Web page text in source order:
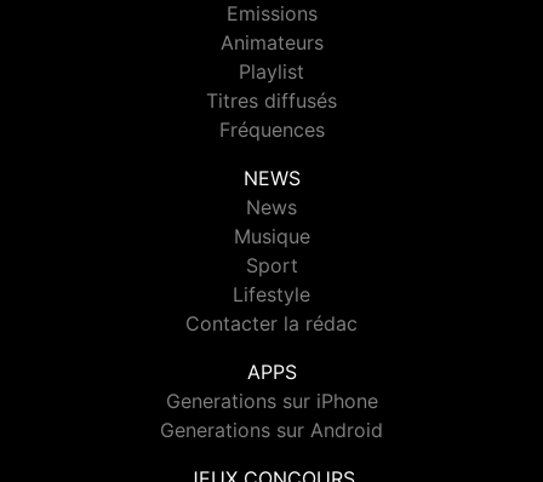
Emissions
Animateurs
Playlist
Titres diffusés
Fréquences
NEWS
News
Musique
Sport
Lifestyle
Contacter la rédac
APPS
Generations sur iPhone
Generations sur Android